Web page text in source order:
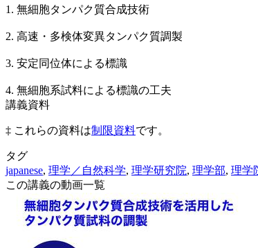
1. 無細胞タンパク質合成技術
2. 高速・多検体変異タンパク質調製
3. 安定同位体による標識
4. 無細胞系試料による標識の工夫
講義資料
‡ これらの資料は制限資料です。
タグ
japanese, 理学／自然科学, 理学研究院, 理学部, 理学
この講義の動画一覧